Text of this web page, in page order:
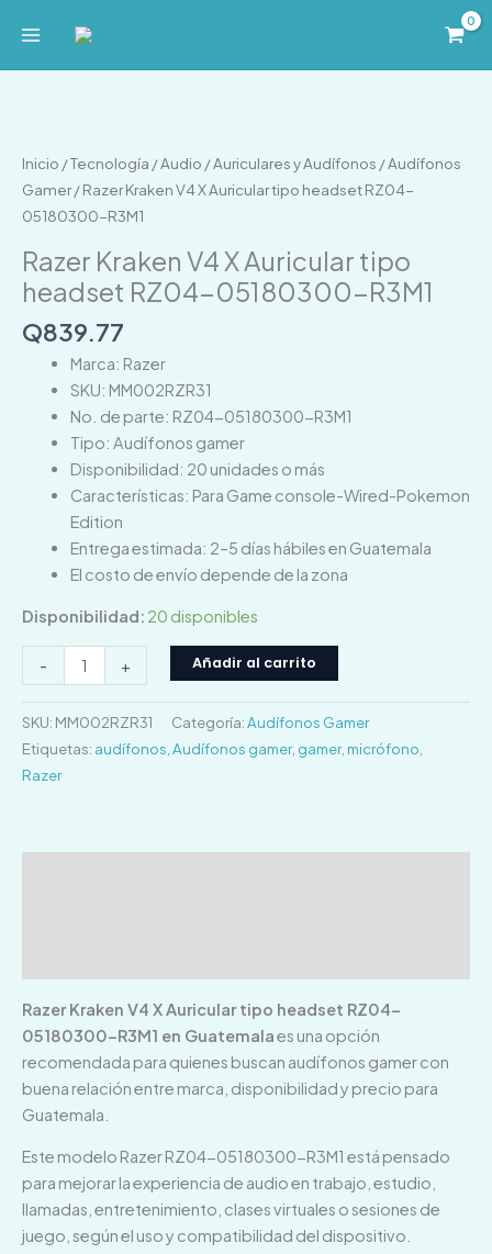
Inicio /Tecnología /Audio /Auriculares y Audífonos /Audífonos
Gamer/ Razer Kraken V4 X Auricular tipo headset RZ04-
05180300-R3M1
Razer Kraken V4 X Auricular tipo
headset RZ04-05180300-R3M1
Q839.77
Marca: Razer
SKU: MM002RZR31
No. de parte: RZ04-05180300-R3M1
Tipo: Audífonos gamer
Disponibilidad: 20 unidades o más
Características: Para Game console-Wired-Pokemon
Edition
Entrega estimada: 2–5 días hábiles en Guatemala
El costo de envío depende de la zona
Disponibilidad: 20 disponibles
-
V4
X
Auricular
headset
RZ04-
R3M1
cantidad
+ Añadir al carrito
SKU: MM002RZR31 Categoría:Audífonos Gamer
Etiquetas: audífonos Audífonos gamer, gamer, micrófono
Razer
Razer Kraken V4 X Auricular tipo headset RZ04-
05180300-R3M1 en Guatemalaes una opción
recomendada para quienes buscan audífonos gamer con
buena relación entre marca, disponibilidad y precio para
Guatemala.
Este modelo Razer RZ04-05180300-R3M1 está pensado
para mejorar la experiencia de audio en trabajo, estudio,
llamadas, entretenimiento, clases virtuales o sesiones de
juego, según el uso y compatibilidad del dispositivo.